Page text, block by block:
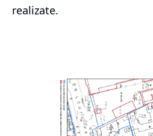
realizate.